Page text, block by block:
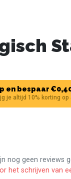
en bespaar
je altijd 10% korting op
nog geen reviews
het schrijven van